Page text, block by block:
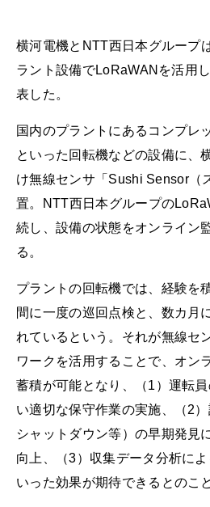
横河電機とNTT西日本グループ
ラント設備でLoRaWANを活用
表した。
国内のプラントにあるコンプレ
といった回転機などの設備に、
け無線センサ「Sushi Sensor（
置。NTT西日本グループの
続し、設備の状態をオンライン
る。
プラントの回転機では、経験を
間に一度の巡回点検と、数カ月
れているという。それが無線セ
ワークを活用することで、オン
蓄積が可能となり、（1）運転
い適切な保守作業の実施、（2
シャットダウン等）の早期発見
向上、（3）収集データ分析に
いった効果が期待できるとのこと